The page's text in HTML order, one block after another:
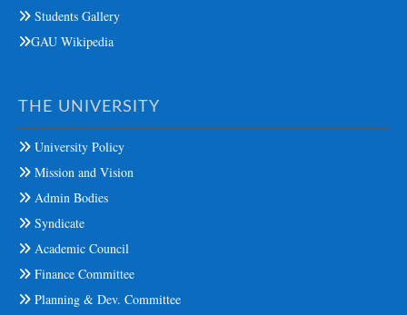
Students Gallery
GAU Wikipedia
THE UNIVERSITY
University Policy
Mission and Vision
Admin Bodies
Syndicate
Academic Council
Finance Committee
Planning & Dev. Committee